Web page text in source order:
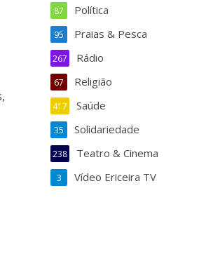
Política
87
Praias & Pesca
95
Rádio
267
Religião
67
Saúde
417
Solidariedade
35
Teatro & Cinema
238
Vídeo Ericeira TV
3